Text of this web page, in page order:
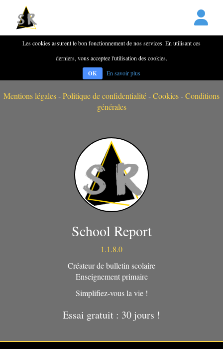
Les cookies assurent le bon fonctionnement de nos services. En utilisant ces
derniers, vous acceptez l'utilisation des cookies.
OK
En savoir plus
Mentions légales-Politique de confidentialité-Cookies-Conditions
générales
School Report
1.1.8.0
Créateur de bulletin scolaire
Enseignement primaire
Simplifiez-vous la vie !
Essai gratuit : 30 jours !